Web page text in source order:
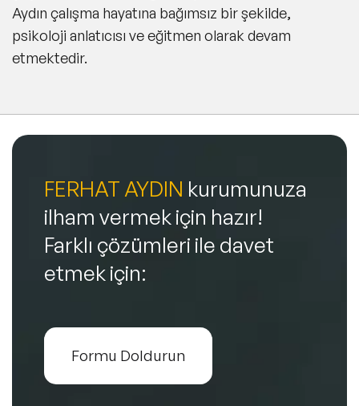
Aydın çalışma hayatına bağımsız bir şekilde,
psikoloji anlatıcısı ve eğitmen olarak devam
etmektedir.
FERHAT AYDIN kurumunuza
ilham vermek için hazır!
Farklı çözümleri ile davet
etmek için:
Formu Doldurun